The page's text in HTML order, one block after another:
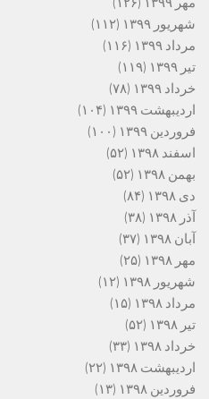
شهریور ۱۳۹۹
(۱۱۲)
مرداد ۱۳۹۹
(۱۱۶)
تیر ۱۳۹۹
(۱۱۹)
خرداد ۱۳۹۹
(۷۸)
اردیبهشت ۱۳۹۹
(۱۰۴)
فروردین ۱۳۹۹
(۱۰۰)
اسفند ۱۳۹۸
(۵۲)
بهمن ۱۳۹۸
(۵۲)
دی ۱۳۹۸
(۸۴)
آذر ۱۳۹۸
(۳۸)
آبان ۱۳۹۸
(۳۷)
مهر ۱۳۹۸
(۲۵)
شهریور ۱۳۹۸
(۱۲)
مرداد ۱۳۹۸
(۱۵)
تیر ۱۳۹۸
(۵۲)
خرداد ۱۳۹۸
(۳۳)
اردیبهشت ۱۳۹۸
(۲۲)
فروردین ۱۳۹۸
(۱۳)